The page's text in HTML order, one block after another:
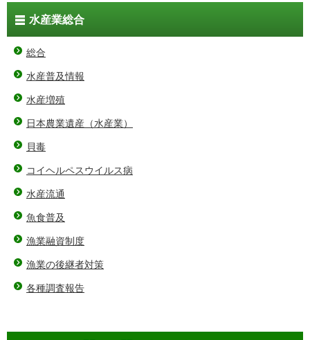
水産業総合
総合
水産普及情報
水産増殖
日本農業遺産（水産業）
貝毒
コイヘルペスウイルス病
水産流通
魚食普及
漁業融資制度
漁業の後継者対策
各種調査報告